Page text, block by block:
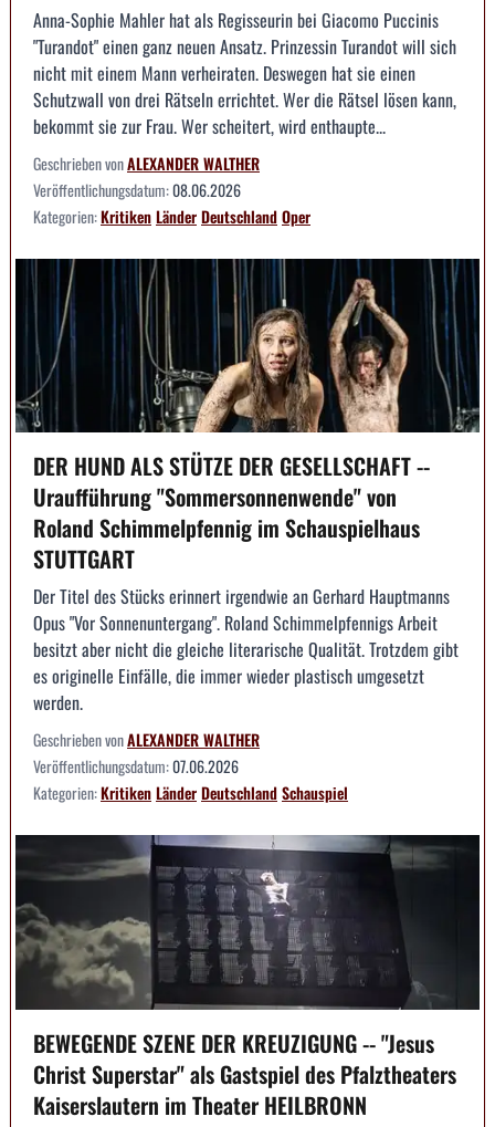
Anna-Sophie Mahler hat als Regisseurin bei Giacomo Puccinis
"Turandot" einen ganz neuen Ansatz. Prinzessin Turandot will sich
nicht mit einem Mann verheiraten. Deswegen hat sie einen
Schutzwall von drei Rätseln errichtet. Wer die Rätsel lösen kann,
bekommt sie zur Frau. Wer scheitert, wird enthaupte...
Geschrieben vonALEXANDER WALTHER
Veröffentlichungsdatum:08.06.2026
Kategorien:KritikenLänderDeutschlandOper
DER HUND ALS STÜTZE DER GESELLSCHAFT --
Uraufführung "Sommersonnenwende" von
Roland Schimmelpfennig im Schauspielhaus
STUTTGART
Der Titel des Stücks erinnert irgendwie an Gerhard Hauptmanns
Opus "Vor Sonnenuntergang". Roland Schimmelpfennigs Arbeit
besitzt aber nicht die gleiche literarische Qualität. Trotzdem gibt
es originelle Einfälle, die immer wieder plastisch umgesetzt
werden.
Geschrieben vonALEXANDER WALTHER
Veröffentlichungsdatum:07.06.2026
Kategorien:KritikenLänderDeutschlandSchauspiel
BEWEGENDE SZENE DER KREUZIGUNG -- "Jesus
Christ Superstar" als Gastspiel des Pfalztheaters
Kaiserslautern im Theater HEILBRONN